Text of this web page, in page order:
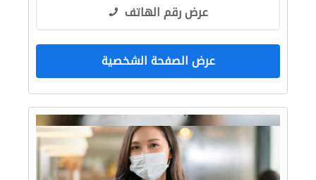
عرض رقم الهاتف
عرض الصفحة الشخصية